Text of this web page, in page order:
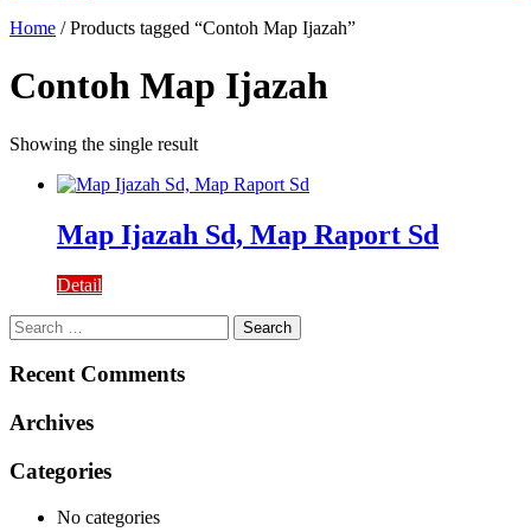
Home / Products tagged “Contoh Map Ijazah”
Contoh Map Ijazah
Showing the single result
Map Ijazah Sd, Map Raport Sd
Detail
Search
for:
Recent Comments
Archives
Categories
No categories